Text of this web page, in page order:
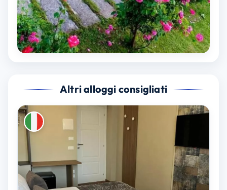
Altri alloggi consigliati